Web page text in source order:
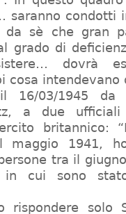
saranno condotti
da sè che gran
grado di
dovrà
cosa intendevano
16/03/1945
a due
britannico:
maggio 1941,
tra il
cui sono
rispondere solo